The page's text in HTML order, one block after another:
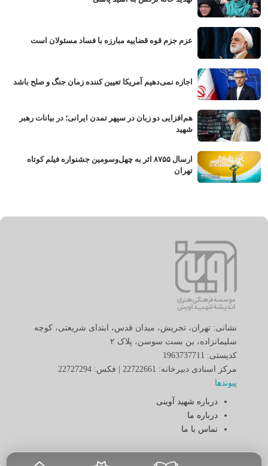
عزم جزم قوه قضاییه مبارزه با فساد مسئولان است
اجازه نمی‌دهیم آمریکا تعیین کننده زمان جنگ و صلح باشد
هم‌افزایی دو زبان در سپهر تمدن ایرانی؛ در بیانات رهبر
شهید
ارسال ۸۷۵۵ اثر به چهل‌وسومین جشنواره فیلم کوتاه
تهران
نشانی: تهران، تجریش، میدان قدس، ابتدای شریعتی، کوچه
سلیمانزاده، بن بست سوسن، پلاک ٢
کدپستی: 1963737711
مرکز اسنادی دبیرخانه: 22722661 | فکس: 22727294
پیوندها
درباره شهید آوینی
درباره ما
تماس با ما